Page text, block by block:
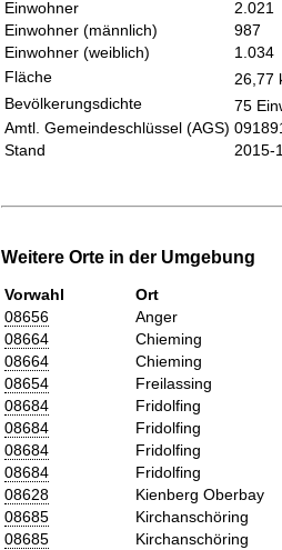
Einwohner
2.021
Einwohner (männlich)
987
Einwohner (weiblich)
1.034
Fläche
26,77
Bevölkerungsdichte
75
Amtl. Gemeindeschlüssel (AGS)
Stand
2015-
Weitere Orte in der Umgebung
Vorwahl
Ort
08656
Anger
08664
Chieming
08664
Chieming
08654
Freilassing
08684
Fridolfing
08684
Fridolfing
08684
Fridolfing
08684
Fridolfing
08628
Kienberg Oberbay
08685
Kirchanschöring
08685
Kirchanschöring